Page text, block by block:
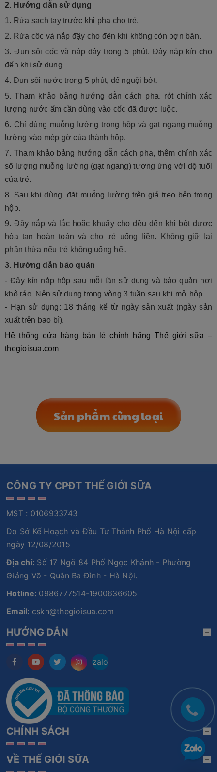
2. Hướng dẫn sử d​ụng
1. Rửa sạch tay trước khi pha cho trẻ.
2. Rửa cốc và nắp đậy cho đến khi không còn bợn bẩn.
3. Đun sôi cốc và nắp đậy trong 5 phút. Đậy nắp kín cho
đến khi sử dụng
4. Đun sôi nước trong 5 phút, để nguội bớt.
5. Tham khảo bảng hướng dẫn cách pha, rót chính xác
lượng nước ấm cần dùng vào cốc đã được luộc.
6. Chỉ dùng muỗng lường trong hộp và gạt ngang muỗng
lường vào mép gờ của thành hộp.
7. Tham khảo bảng hướng dẫn cách pha, thêm chính xác
số lượng muỗng lường (gạt ngang) tương ứng với độ tuổi
của trẻ.
8. Sau khi dùng, đặt muỗng lường trên giá treo bên trong
hộp.
9. Đậy nắp và lắc hoặc khuấy cho đều đến khi bột được
hòa tan hoàn toàn và cho trẻ uống liền. Không giữ lại
phần thừa nếu trẻ không uống hết.
3. Hướng dẫn bảo quản
- Đậy kín nắp hộp sau mỗi lần sử dụng và bảo quản nơi
khô ráo. Nên sử dụng trong vòng 3 tuần sau khi mở hộp.
- Hạn sử dụng: 18 tháng kể từ ngày sản xuất (ngày sản
xuất trên bao bì).
Hệ thống cửa hàng bán lẻ chính hãng Thế giới sữa –
thegioisua.com
Sản phẩm cùng loại
CÔNG TY CPĐT THẾ GIỚI SỮA
MST : 0106933743
Do Sở Kế Hoạch và Đầu Tư Thành Phố Hà Nội cấp
ngày 12/08/2015
Địa chỉ: Số 17 Ngõ 84 Phố Ngọc Khánh - Phường
Giảng Võ - Quận Ba Đình - Hà Nội.
Hotline: 0986777514-1900636605
Email: cskh@thegioisua.com
HƯỚNG DẪN
zalo
CHÍNH SÁCH
VỀ THẾ GIỚI SỮA